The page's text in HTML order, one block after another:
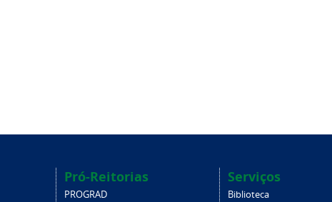
Pró-Reitorias
PROGRAD
Serviços
Biblioteca